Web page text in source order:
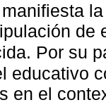
manifiesta
de
Por su
educativo
en el